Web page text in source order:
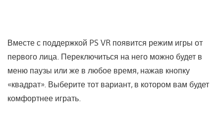
Вместе с поддержкой PS VR появится режим игры от
первого лица. Переключиться на него можно будет в
меню паузы или же в любое время, нажав кнопку
«квадрат». Выберите тот вариант, в котором вам будет
комфортнее играть.